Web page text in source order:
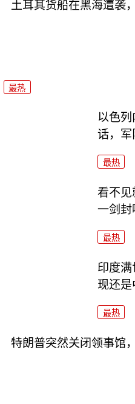
土耳其货船在黑海遭袭
最热
以色
话，军
最热
看不
一剑封
最热
印度
现还是
最热
特朗普突然关闭领事馆